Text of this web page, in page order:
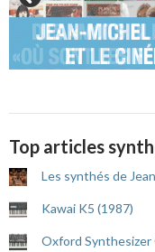
Top articles
Les synthés de
Kawai K5 (1987)
Oxford Synthesizer